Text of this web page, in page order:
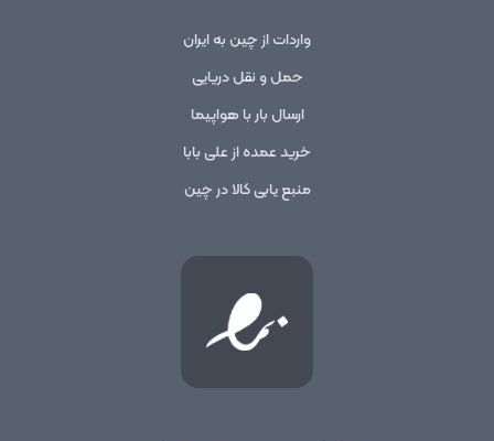
واردات از چین به ایران
حمل و نقل دریایی
ارسال بار با هواپیما
خرید عمده از علی بابا
منبع یابی کالا در چین